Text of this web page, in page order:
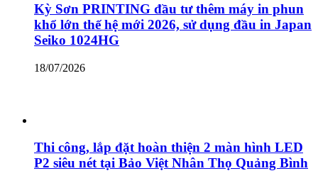
Kỳ Sơn PRINTING đầu tư thêm máy in phun
khổ lớn thế hệ mới 2026, sử dụng đầu in Japan
Seiko 1024HG
18/07/2026
Thi công, lắp đặt hoàn thiện 2 màn hình LED
P2 siêu nét tại Bảo Việt Nhân Thọ Quảng Bình